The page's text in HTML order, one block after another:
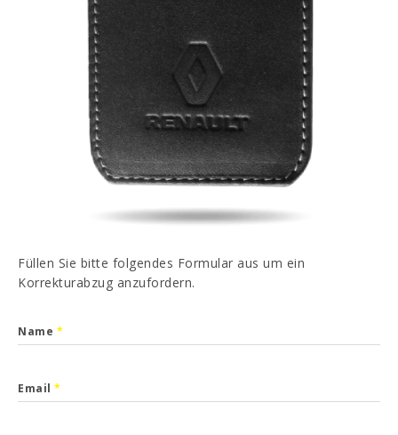
EN FR
Füllen Sie bitte folgendes Formular aus um ein
Korrekturabzug anzufordern.
Name *
Email *
Ich habe gelesen und akzeptiert Datenschutz-
Bestimmungen
SENDEN